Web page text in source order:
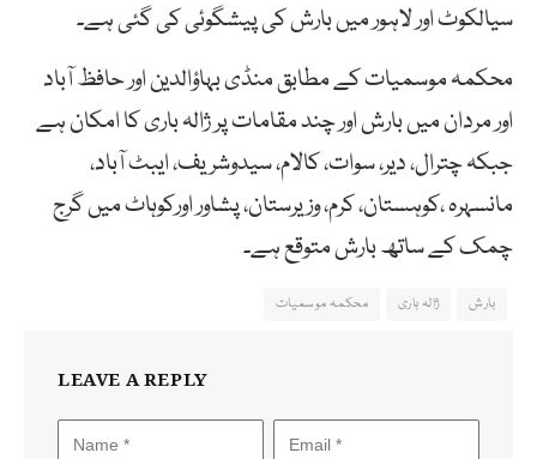
سیالکوٹ اور لاہور میں بارش کی پیشگوئی کی گئی ہے۔
محکمہ موسمیات کے مطابق منڈی بہاؤالدین اور حافظ آباد
اور مردان میں بارش اور چند مقامات پر ژالہ باری کا امکان ہے
جبکہ چترال، دیر، سوات، کالام، سیدوشریف، ایبٹ آباد،
مانسہرہ ،کوہستان، کرم، وزیرستان، پشاور اورکوہاٹ میں گرج
چمک کے ساتھ بارش متوقع ہے۔
بارش ژالہ باری محکمہ موسمیات
LEAVE A REPLY